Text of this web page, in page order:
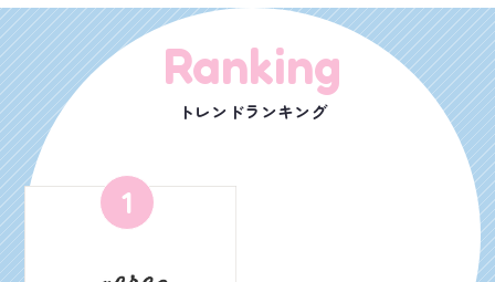
Ranking
トレンドランキング
1